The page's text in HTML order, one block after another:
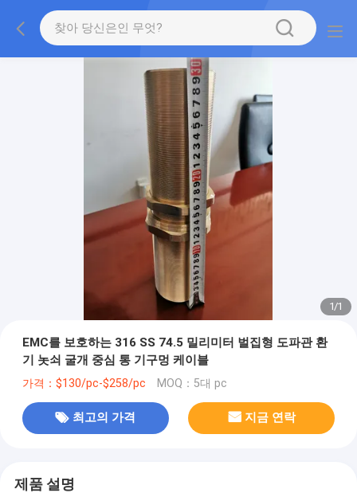
1/1
EMC를 보호하는 316 SS 74.5 밀리미터 벌집형 도파관 환
기 놋쇠 굴개 중심 통 기구멍 케이블
가격：$130/pc-$258/pc MOQ：5대 pc
최고의 가격 지금 연락
제품 설명